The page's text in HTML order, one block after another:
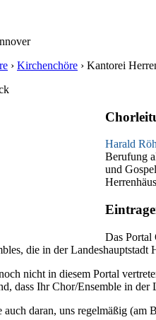
› Kirchenchöre › Kantorei
Harald
Berufung
und
Das Portal
die in der
nicht in diesem Portal
dass Ihr Chor/Ensemble in der
auch daran, uns regelmäßig